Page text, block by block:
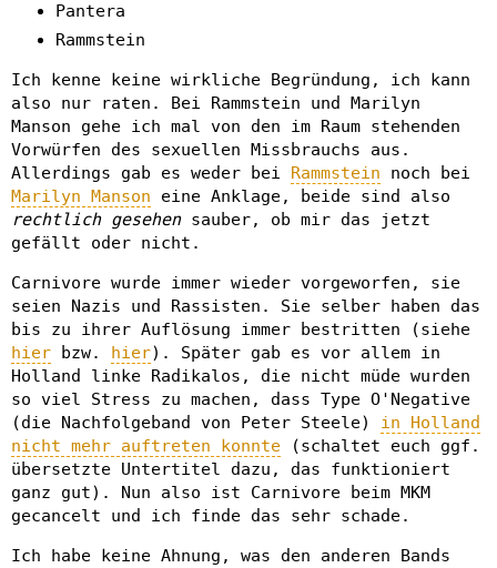
Pantera
Rammstein
Ich kenne keine wirkliche Begründung, ich kann
also nur raten. Bei Rammstein und Marilyn
Manson gehe ich mal von den im Raum stehenden
Vorwürfen des sexuellen Missbrauchs aus.
Allerdings gab es weder bei Rammstein noch bei
Marilyn Manson eine Anklage, beide sind also
rechtlich gesehensauber, ob mir das jetzt
gefällt oder nicht.
Carnivore wurde immer wieder vorgeworfen, sie
seien Nazis und Rassisten. Sie selber haben das
bis zu ihrer Auflösung immer bestritten (siehe
hier bzw. hier). Später gab es vor allem in
Holland linke Radikalos, die nicht müde wurden
so viel Stress zu machen, dass Type O'Negative
(die Nachfolgeband von Peter Steele) in Holland
nicht mehr auftreten konnte (schaltet euch ggf.
übersetzte Untertitel dazu, das funktioniert
ganz gut). Nun also ist Carnivore beim MKM
gecancelt und ich finde das sehr schade.
Ich habe keine Ahnung, was den anderen Bands